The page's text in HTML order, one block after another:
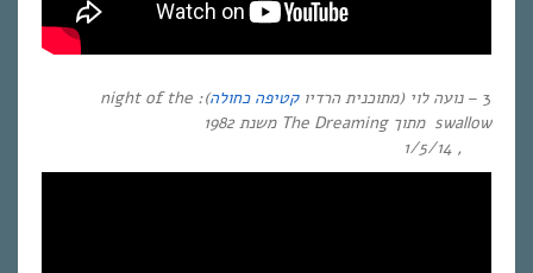
3 – נועה לוי (מתוכנית הרדיוקטיפה כחולה):
night of the
swallow מתוך The Dreaming משנת 1982
, 1/5/14